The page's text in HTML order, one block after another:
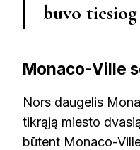
buvo tiesiog
Monaco-Ville
Nors daugelis
tikrąją miesto
būtent Monaco-